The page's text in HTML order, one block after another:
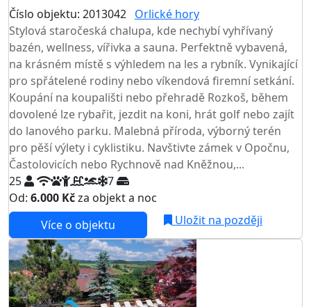
Číslo objektu: 2013042 Orlické hory
Stylová staročeská chalupa, kde nechybí vyhřívaný
bazén, wellness, vířivka a sauna. Perfektně vybavená,
na krásném místě s výhledem na les a rybník. Vynikající
pro spřátelené rodiny nebo víkendová firemní setkání.
Koupání na koupališti nebo přehradě Rozkoš, během
dovolené lze rybařit, jezdit na koni, hrát golf nebo zajít
do lanového parku. Malebná příroda, výborný terén
pro pěší výlety i cyklistiku. Navštivte zámek v Opočnu,
Častolovicích nebo Rychnově nad Kněžnou,...
25
7
Od: 6.000 Kčza objekt a noc
Více o objektu Uložit na později